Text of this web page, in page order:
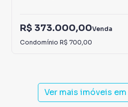
R$ 373.000,00Venda
Condomínio R$ 700,00
Ver mais imóveis em